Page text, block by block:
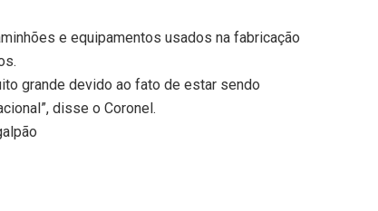
e equipamentos usados na fabricação
grande devido ao fato de estar sendo
disse o Coronel.